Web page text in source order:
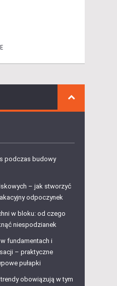
podczas budowy
– jak stworzyć
odpoczynek
w bloku: od czego
niespodzianek
fundamentach i
– praktyczne
pułapki
obowiązują w tym